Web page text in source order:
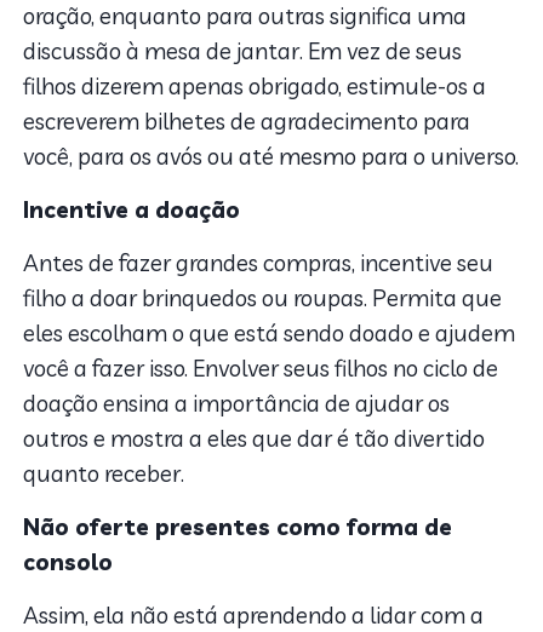
oração, enquanto para outras significa uma
discussão à mesa de jantar. Em vez de seus
filhos dizerem apenas obrigado, estimule-os a
escreverem bilhetes de agradecimento para
você, para os avós ou até mesmo para o universo.
Incentive a doação
Antes de fazer grandes compras, incentive seu
filho a doar brinquedos ou roupas. Permita que
eles escolham o que está sendo doado e ajudem
você a fazer isso. Envolver seus filhos no ciclo de
doação ensina a importância de ajudar os
outros e mostra a eles que dar é tão divertido
quanto receber.
Não oferte presentes como forma de
consolo
Assim, ela não está aprendendo a lidar com a